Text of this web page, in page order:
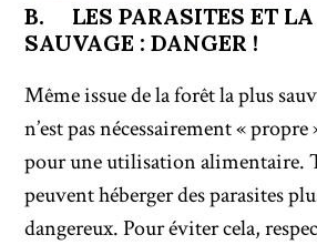
B. LES PARASITES ET LA
SAUVAGE : DANGER !
Même issue de la forêt la plus
n’est pas nécessairement « propre
pour une utilisation alimentaire.
peuvent héberger des parasites
dangereux. Pour éviter cela,